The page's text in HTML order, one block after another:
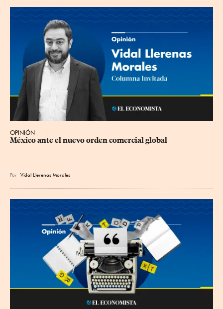
OPINIÓN
México ante el nuevo orden comercial global
Por Vidal Llerenas Morales